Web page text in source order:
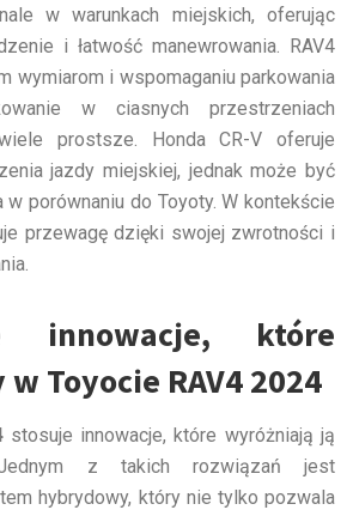
w warunkach miejskich, oferując
i łatwość manewrowania. RAV4
wymiarom i wspomaganiu parkowania
w ciasnych przestrzeniach
prostsze. Honda CR-V oferuje
jazdy miejskiej, jednak może być
porównaniu do Toyoty. W kontekście
przewagę dzięki swojej zwrotności i
innowacje, które
Toyocie RAV4 2024
stosuje innowacje, które wyróżniają ją
z takich rozwiązań jest
hybrydowy, który nie tylko pozwala